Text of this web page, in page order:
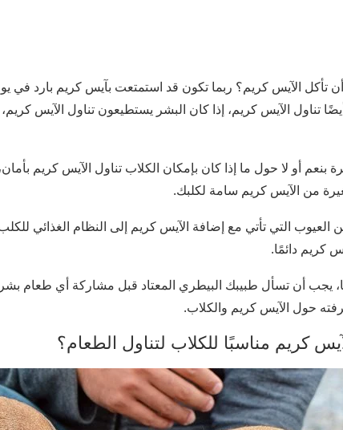
تأكل الآيس كريم؟ ربما تكون قد استمتعت بآيس كريم بارد في
تناول الآيس كريم، إذا كان البشر يستطيعون تناول الآيس
بنعم أو لا حول ما إذا كان بإمكان الكلاب تناول الآيس كريم
من الآيس كريم سامة لكلبك.
التي تأتي مع إضافة الآيس كريم إلى النظام الغذائي
كريم دائمًا.
يجب أن تسأل طبيبك البيطري المعتاد قبل مشاركة أي طعام
حول الآيس كريم والكلاب.
كريم مناسبًا للكلاب لتناول الطعام؟